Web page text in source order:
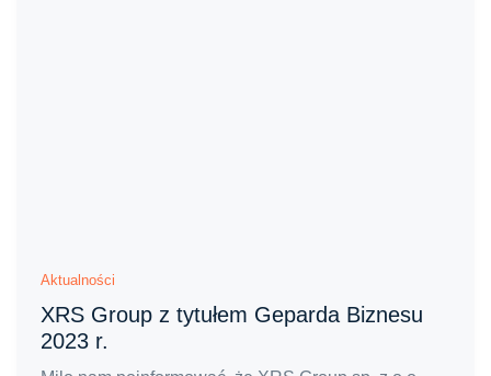
Aktualności
XRS Group z tytułem Geparda Biznesu
2023 r.